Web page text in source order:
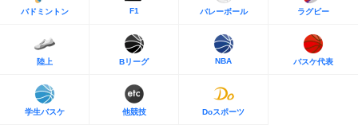
バドミントン F1 バレーボール ラグビー
陸上 Bリーグ NBA バスケ代表
学生バスケ 他競技 Doスポーツ